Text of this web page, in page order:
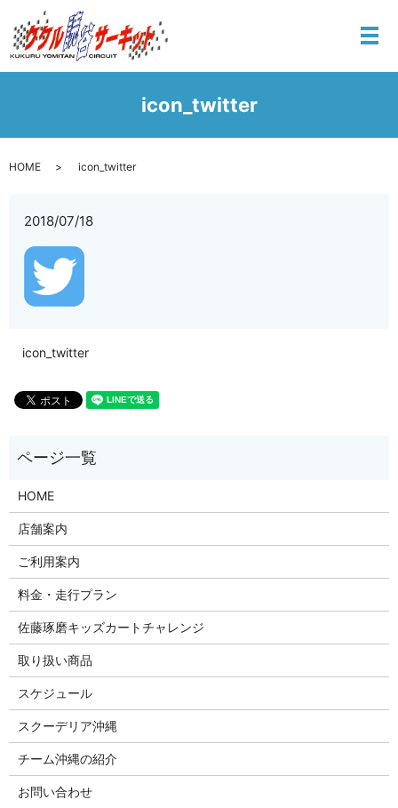
メ
icon_twitter
HOME icon_twitter
2018/07/18
icon_twitter
HOME
店舗案内
ご利用案内
料金・走行プラン
佐藤琢磨キッズカートチャレンジ
取り扱い商品
スケジュール
スクーデリア沖縄
チーム沖縄の紹介
お問い合わせ